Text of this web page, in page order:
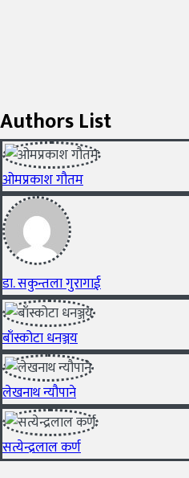
Authors List
ओमप्रकाश गौतम
डा. सकुन्तला गुरागाई
बाँस्कोटा धनञ्जय
लेखनाथ न्यौपाने
सत्येन्द्रलाल कर्ण